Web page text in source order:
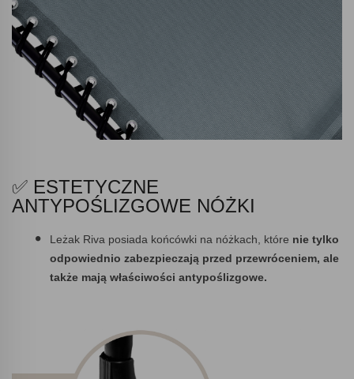
✅ ESTETYCZNE
ANTYPOŚLIZGOWE NÓŻKI
Leżak Riva posiada końcówki na nóżkach, które nie tylko
odpowiednio zabezpieczają przed przewróceniem, ale
także mają właściwości antypoślizgowe.